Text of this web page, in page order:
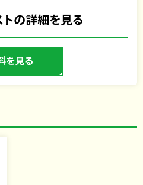
トの詳細を見る
を見る